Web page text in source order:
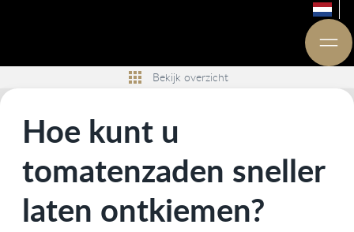
Bekijk overzicht
Hoe kunt u
tomatenzaden sneller
laten ontkiemen?